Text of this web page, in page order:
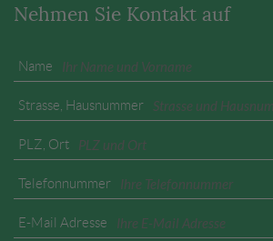
Nehmen Sie Kontakt auf
Name
Strasse, Hausnummer
PLZ, Ort
Telefonnummer
E-Mail Adresse